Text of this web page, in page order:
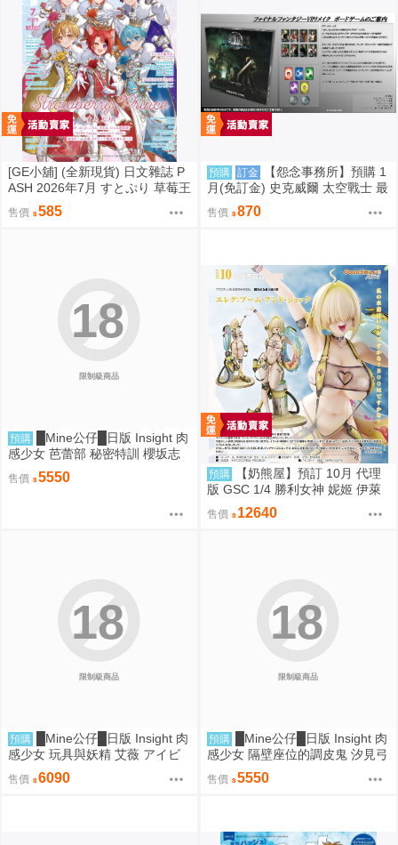
[GE小舖] (全新現貨) 日文雜誌 P
ASH 2026年7月 すとぷり 草莓王
子 魔法帽的工作室
售價 585
預購 訂金
【怨念事務所】預購 1
月(免訂金) 史克威爾 太空戰士 最
終幻想 FF7 重生 桌遊 魔晶石獵
人 再販 0821
售價 870
限制級商品
18
預購
█Mine公仔█日版 Insight 肉
感少女 芭蕾部 秘密特訓 櫻坂志
穗 桜坂しほ 1/6 PMMA D9262
售價 5550 預購
【奶熊屋】預訂 10月 代理
版 GSC 1/4 勝利女神 妮姬 伊萊
格 BOOM與驚嚇 0905
售價 12640
限制級商品
18
預購
█Mine公仔█日版 Insight 肉
感少女 玩具與妖精 艾薇 アイビ
ー 1/1 PMMA D9261
售價 6090
限制級商品
18
預購
█Mine公仔█日版 Insight 肉
感少女 隔壁座位的調皮鬼 汐見弓
良 1/6 PMMA D9260
售價 5550